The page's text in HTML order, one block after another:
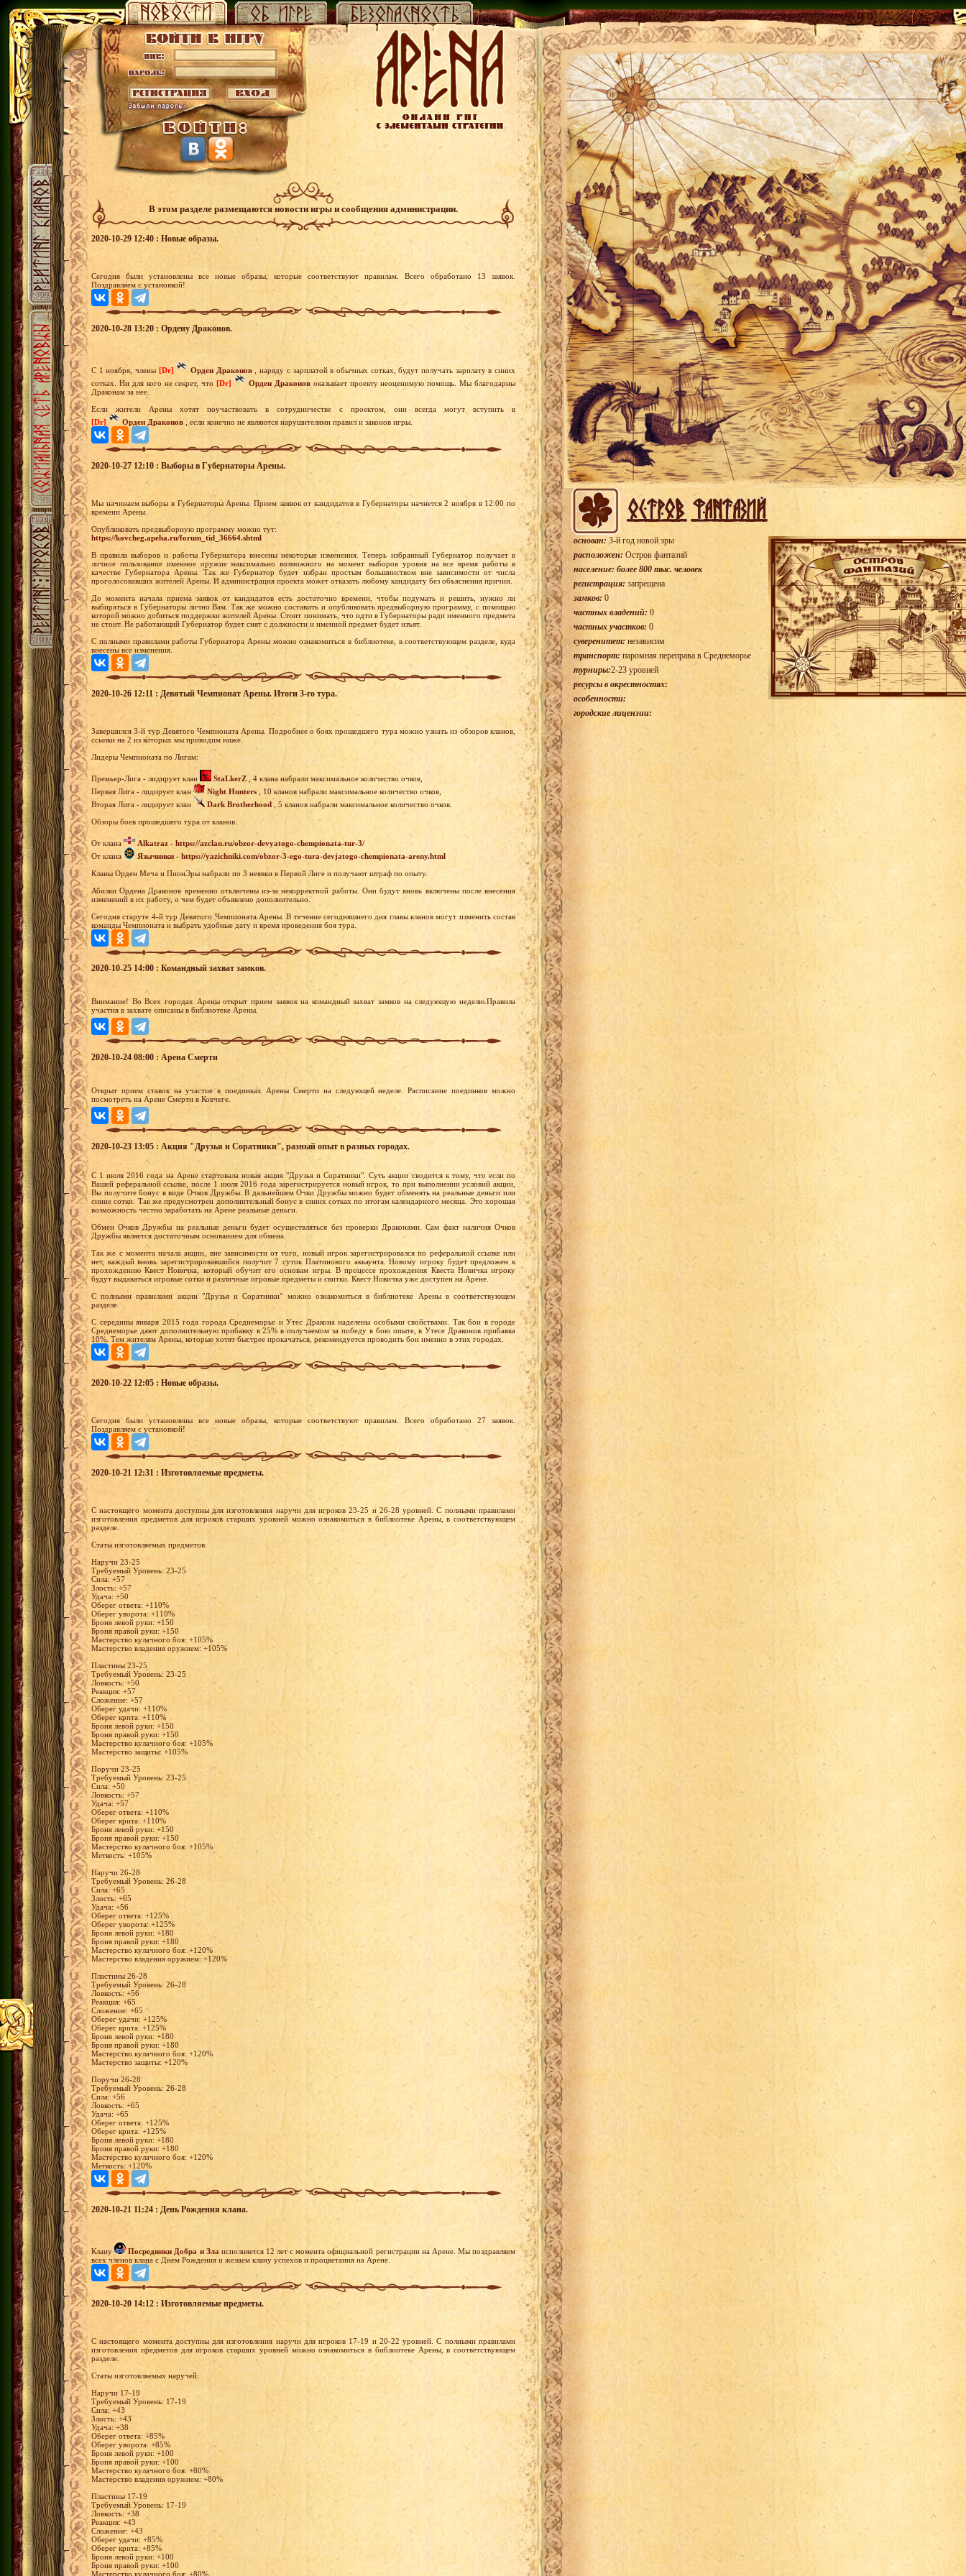
В этом разделе размещаются новости игры и сообщения администрации.
2020-10-29 12:40 : Новые образы.
Сегодня были установлены все новые образы, которые соответствуют правилам. Всего обработано 13 заявок.
Поздравляем с установкой!
2020-10-28 13:20 : Ордену Драконов.
С 1 ноября, члены [Dr] Орден Драконов, наряду с зарплатой в обычных сотках, будут получать зарплату в синих
сотках. Ни для кого не секрет, что[Dr] Орден Драконовоказывает проекту неоценимую помощь. Мы благодарны
Драконам за нее.
Если жители Арены хотят поучаствовать в сотрудничестве с проектом, они всегда могут вступить в
[Dr]
Орден Драконов , если конечно не являются нарушителями правил и законов игры.
2020-10-27 12:10 : Выборы в Губернаторы Арены.
Мы начинаем выборы в Губернаторы Арены. Прием заявок от кандидатов в Губернаторы начнется 2 ноября в 12:00 по
времени Арены.
Опубликовать предвыборную программу можно тут:
https://kovcheg.apeha.ru/forum_tid_36664.shtml
В правила выборов и работы Губернатора внесены некоторые изменения. Теперь избранный Губернатор получает в
личное пользование именное оружие максимально возможного на момент выборов уровня на все время работы в
качестве Губернатора Арены. Так же Губернатор будет избран простым большинством вне зависимости от числа
проголосовавших жителей Арены. И администрация проекта может отказать любому кандидату без объяснения причин.
До момента начала приема заявок от кандидатов есть достаточно времени, чтобы подумать и решить, нужно ли
выбираться в Губернаторы лично Вам. Так же можно составить и опубликовать предвыборную программу, с помощью
которой можно добиться поддержки жителей Арены. Стоит понимать, что идти в Губернаторы ради именного предмета
не стоит. Не работающий Губернатор будет снят с должности и именной предмет будет изъят.
С полными правилами работы Губернатора Арены можно ознакомиться в библиотеке, в соответствующем разделе, куда
внесены все изменения.
2020-10-26 12:11 : Девятый Чемпионат Арены. Итоги 3-го тура.
Завершился 3-й тур Девятого Чемпионата Арены. Подробнее о боях прошедшего тура можно узнать из обзоров кланов,
ссылки на 2 из которых мы приводим ниже.
Лидеры Чемпионата по Лигам:
Премьер-Лига - лидирует клан StaLkerZ , 4 клана набрали максимальное количество очков,
Первая Лига - лидирует клан
Night Hunters , 10 кланов набрали максимальное количество очков,
Вторая Лига - лидирует клан
Dark Brotherhood , 5 кланов набрали максимальное количество очков.
Обзоры боев прошедшего тура от кланов:
От клана Alkatraz - https://azclan.ru/obzor-devyatogo-chempionata-tur-3/
От клана
Язычники - https://yazichniki.com/obzor-3-ego-tura-devjatogo-chempionata-areny.html
Кланы Орден Меча и ПионЭры набрали по 3 неявки в Первой Лиге и получают штраф по опыту.
Абилки Ордена Драконов временно отключены из-за некорректной работы. Они будут вновь включены после внесения
изменений в их работу, о чем будет объявлено дополнительно.
Сегодня старуте 4-й тур Девятого Чемпионата Арены. В течение сегодняшнего дня главы кланов могут изменить состав
команды Чемпионата и выбрать удобные дату и время проведения боя тура.
2020-10-25 14:00 : Командный захват замков.
Внимание! Во Всех городах Арены открыт прием заявок на командный захват замков на следующую неделю.Правила
участия в захвате описаны в библиотеке Арены.
2020-10-24 08:00 : Арена Смерти
Открыт прием ставок на участие в поединках Арены Смерти на следующей неделе. Расписание поединков можно
посмотреть на Арене Смерти в Ковчеге.
2020-10-23 13:05 : Акция "Друзья и Соратники", разный опыт в разных городах.
С 1 июля 2016 года на Арене стартовала новая акция "Друзья и Соратники". Суть акции сводится к тому, что если по
Вашей реферальной ссылке, после 1 июля 2016 года зарегистрируется новый игрок, то при выполнении условий акции,
Вы получите бонус в виде Очков Дружбы. В дальнейшем Очки Дружбы можно будет обменять на реальные деньги или
синие сотки. Так же предусмотрен дополнительный бонус в синих сотках по итогам календарного месяца. Это хорошая
возможность честно заработать на Арене реальные деньги.
Обмен Очков Дружбы на реальные деньги будет осуществляться без проверки Драконами. Сам факт наличия Очков
Дружбы является достаточным основанием для обмена.
Так же с момента начала акции, вне зависимости от того, новый игрок зарегистрировался по реферальной ссылке или
нет, каждый вновь зарегистрировавшийся получит 7 суток Платинового аккаунта. Новому игроку будет предложен к
прохождению Квест Новичка, который обучит его основам игры. В процессе прохождения Квеста Новичка игроку
будут выдаваться игровые сотки и различные игровые предметы и свитки. Квест Новичка уже доступен на Арене.
С полными правилами акции "Друзья и Соратники" можно ознакомиться в библиотеке Арены в соответствующем
разделе.
С середины января 2015 года города Среднеморье и Утес Дракона наделены особыми свойствами. Так бои в городе
Среднеморье дают дополнительную прибавку в 25% в получаемом за победу в бою опыте, в Утесе Драконов прибавка
10%. Тем жителям Арены, которые хотят быстрее прокачаться, рекомендуется проводить бои именно в этих городах.
2020-10-22 12:05 : Новые образы.
Сегодня были установлены все новые образы, которые соответствуют правилам. Всего обработано 27 заявок.
Поздравляем с установкой!
2020-10-21 12:31 : Изготовляемые предметы.
С настоящего момента доступны для изготовления наручи для игроков 23-25 и 26-28 уровней. С полными правилами
изготовления предметов для игроков старших уровней можно ознакомиться в библиотеке Арены, в соответствующем
разделе.
Статы изготовляемых предметов:
Наручи 23-25
Требуемый Уровень: 23-25
Сила: +57
Злость: +57
Удача: +50
Оберег ответа: +110%
Оберег уворота: +110%
Броня левой руки: +150
Броня правой руки: +150
Мастерство кулачного боя: +105%
Мастерство владения оружием: +105%
Пластины 23-25
Требуемый Уровень: 23-25
Ловкость: +50
Реакция: +57
Сложение: +57
Оберег удачи: +110%
Оберег крита: +110%
Броня левой руки: +150
Броня правой руки: +150
Мастерство кулачного боя: +105%
Мастерство защиты: +105%
Поручи 23-25
Требуемый Уровень: 23-25
Сила: +50
Ловкость: +57
Удача: +57
Оберег ответа: +110%
Оберег крита: +110%
Броня левой руки: +150
Броня правой руки: +150
Мастерство кулачного боя: +105%
Меткость: +105%
Наручи 26-28
Требуемый Уровень: 26-28
Сила: +65
Злость: +65
Удача: +56
Оберег ответа: +125%
Оберег уворота: +125%
Броня левой руки: +180
Броня правой руки: +180
Мастерство кулачного боя: +120%
Мастерство владения оружием: +120%
Пластины 26-28
Требуемый Уровень: 26-28
Ловкость: +56
Реакция: +65
Сложение: +65
Оберег удачи: +125%
Оберег крита: +125%
Броня левой руки: +180
Броня правой руки: +180
Мастерство кулачного боя: +120%
Мастерство защиты: +120%
Поручи 26-28
Требуемый Уровень: 26-28
Сила: +56
Ловкость: +65
Удача: +65
Оберег ответа: +125%
Оберег крита: +125%
Броня левой руки: +180
Броня правой руки: +180
Мастерство кулачного боя: +120%
Меткость: +120%
2020-10-21 11:24 : День Рождения клана.
Клану Посредники Добра и Зла исполняется 12 лет с момента официальной регистрации на Арене. Мы поздравляем
всех членов клана с Днем Рождения и желаем клану успехов и процветания на Арене.
2020-10-20 14:12 : Изготовляемые предметы.
С настоящего момента доступны для изготовления наручи для игроков 17-19 и 20-22 уровней. С полными правилами
изготовления предметов для игроков старших уровней можно ознакомиться в библиотеке Арены, в соответствующем
разделе.
Статы изготовляемых наручей:
Наручи 17-19
Требуемый Уровень: 17-19
Сила: +43
Злость: +43
Удача: +38
Оберег ответа: +85%
Оберег уворота: +85%
Броня левой руки: +100
Броня правой руки: +100
Мастерство кулачного боя: +80%
Мастерство владения оружием: +80%
Пластины 17-19
Требуемый Уровень: 17-19
Ловкость: +38
Реакция: +43
Сложение: +43
Оберег удачи: +85%
Оберег крита: +85%
Броня левой руки: +100
Броня правой руки: +100
Мастерство кулачного боя: +80%
основан:3-й год новой эры
расположен: Остров фантазий
население: более 800 тыс. человек
регистрация: запрещена
замков: 0
частных владений: 0
частных участков: 0
суверенитет: независим
транспорт: паромная переправа в Среднеморье
турниры:2-23 уровней
ресурсы в окрестностях:
особенности:
городские лицензии: